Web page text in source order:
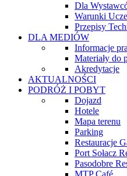
Dla
Warunki
Przepisy
DLA MEDIÓW
Informacje
Materiały do
Akredytacje
AKTUALNOŚCI
PODRÓŻ I POBYT
Dojazd
Hotele
Mapa terenu
Parking
Restauracje
Port Sołacz
Pasodobre